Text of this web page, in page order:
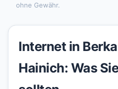
ohne Gewähr.
Internet in
Hainich: Was